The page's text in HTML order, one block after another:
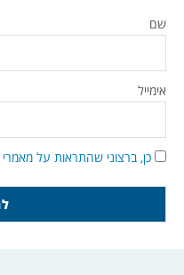
שם
אימייל
כן, ברצוני שהתראות על